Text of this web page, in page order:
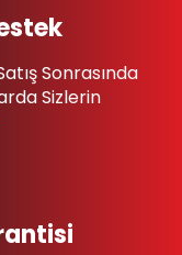
Sonrasında
Sizlerin